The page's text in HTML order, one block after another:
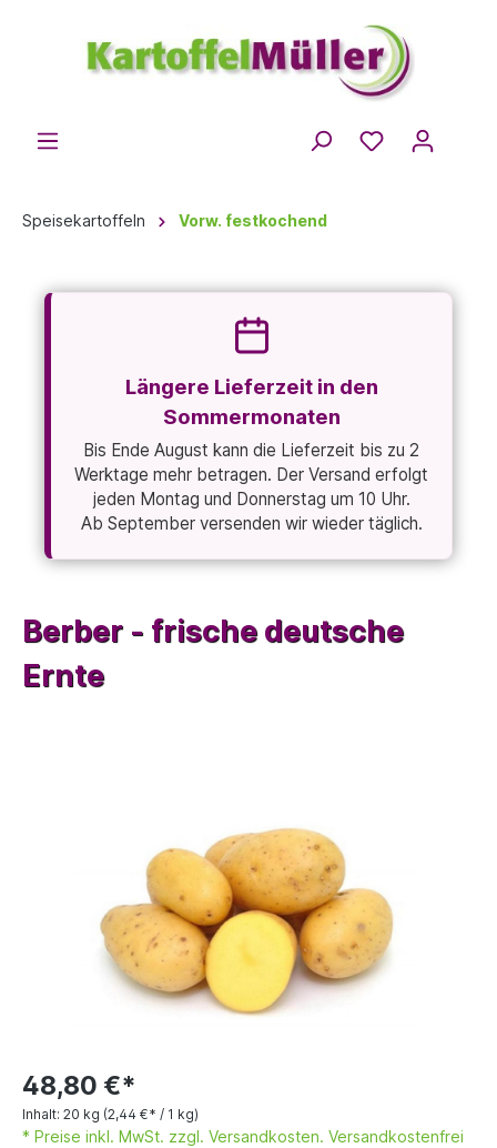
Speisekartoffeln Vorw. festkochend
Längere Lieferzeit in den
Sommermonaten
Bis Ende August kann die Lieferzeit bis zu 2
Werktage mehr betragen. Der Versand erfolgt
jeden Montag und Donnerstag um 10 Uhr.
Ab September versenden wir wieder täglich.
Berber - frische deutsche
Ernte
48,80 €*
Inhalt: 20 kg (2,44 €* / 1 kg)
* Preise inkl. MwSt. zzgl. Versandkosten. Versandkostenfrei